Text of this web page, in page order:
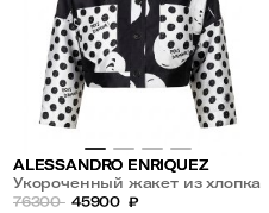
ALESSANDRO ENRIQUEZ
Укороченный жакет из хлопка
76300 45900 ₽